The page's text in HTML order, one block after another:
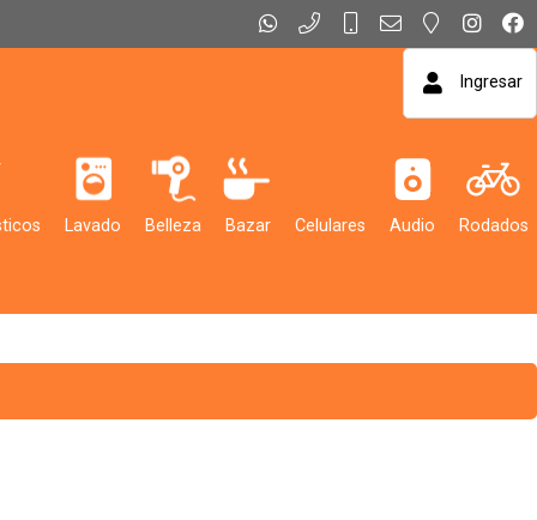
Ingresar
Lavado Belleza Bazar Celulares Audio Rodados